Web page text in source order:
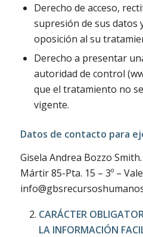
Derecho de acceso,
supresión de sus datos
oposición al su
Derecho a presentar
autoridad de control
que el tratamiento no
vigente.
Datos de contacto para
Gisela Andrea Bozzo
Mártir 85-Pta. 15 – 3º –
CARÁCTER
LA INFORMACIÓN